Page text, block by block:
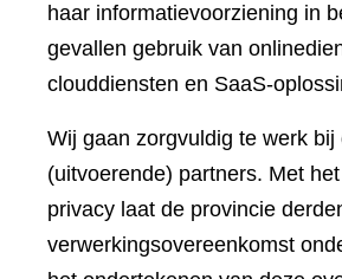
haar informatievoorziening in
gevallen gebruik van
clouddiensten en SaaS-
Wij gaan zorgvuldig te werk bij
(uitvoerende) partners. Met
privacy laat de provincie
verwerkingsovereenkomst